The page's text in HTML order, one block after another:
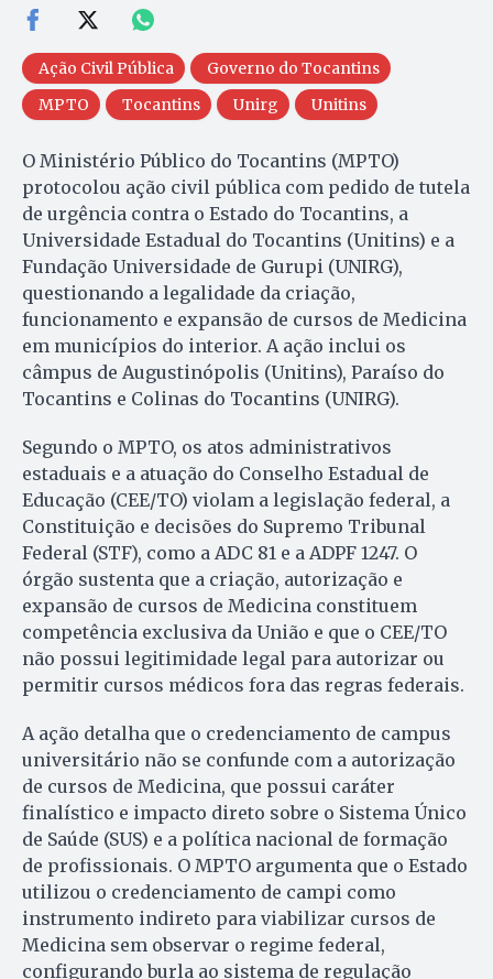
Ação Civil Pública
Governo do Tocantins
MPTO
Tocantins Unirg Unitins
O Ministério Público do Tocantins (MPTO)
protocolou ação civil pública com pedido de tutela
de urgência contra o Estado do Tocantins, a
Universidade Estadual do Tocantins (Unitins) e a
Fundação Universidade de Gurupi (UNIRG),
questionando a legalidade da criação,
funcionamento e expansão de cursos de Medicina
em municípios do interior. A ação inclui os
câmpus de Augustinópolis (Unitins), Paraíso do
Tocantins e Colinas do Tocantins (UNIRG).
Segundo o MPTO, os atos administrativos
estaduais e a atuação do Conselho Estadual de
Educação (CEE/TO) violam a legislação federal, a
Constituição e decisões do Supremo Tribunal
Federal (STF), como a ADC 81 e a ADPF 1247. O
órgão sustenta que a criação, autorização e
expansão de cursos de Medicina constituem
competência exclusiva da União e que o CEE/TO
não possui legitimidade legal para autorizar ou
permitir cursos médicos fora das regras federais.
A ação detalha que o credenciamento de campus
universitário não se confunde com a autorização
de cursos de Medicina, que possui caráter
finalístico e impacto direto sobre o Sistema Único
de Saúde (SUS) e a política nacional de formação
de profissionais. O MPTO argumenta que o Estado
utilizou o credenciamento de campi como
instrumento indireto para viabilizar cursos de
Medicina sem observar o regime federal,
configurando burla ao sistema de regulação